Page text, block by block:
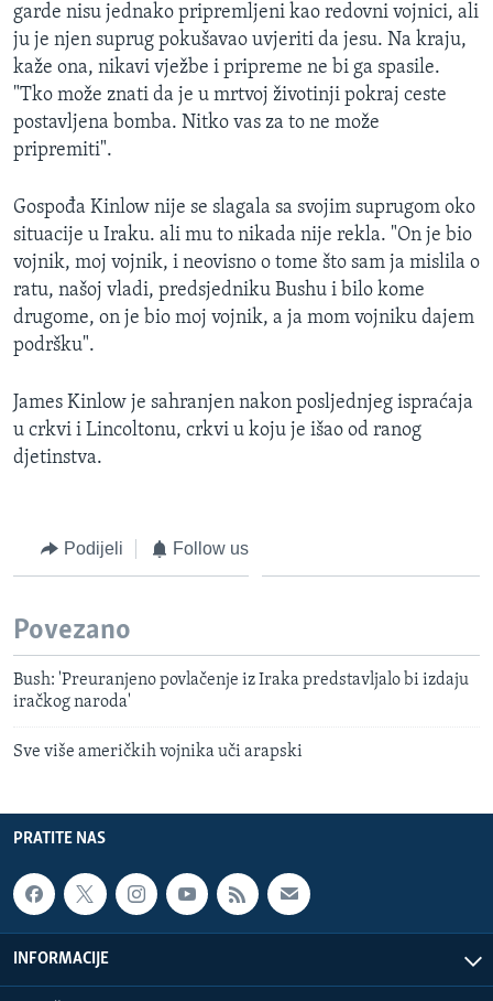
garde nisu jednako pripremljeni kao redovni vojnici, ali
ju je njen suprug pokušavao uvjeriti da jesu. Na kraju,
kaže ona, nikavi vježbe i pripreme ne bi ga spasile.
"Tko može znati da je u mrtvoj životinji pokraj ceste
postavljena bomba. Nitko vas za to ne može
pripremiti".
Gospođa Kinlow nije se slagala sa svojim suprugom oko
situacije u Iraku. ali mu to nikada nije rekla. "On je bio
vojnik, moj vojnik, i neovisno o tome što sam ja mislila o
ratu, našoj vladi, predsjedniku Bushu i bilo kome
drugome, on je bio moj vojnik, a ja mom vojniku dajem
podršku".
James Kinlow je sahranjen nakon posljednjeg ispraćaja
u crkvi i Lincoltonu, crkvi u koju je išao od ranog
djetinstva.
Podijeli Follow us
Povezano
Bush: 'Preuranjeno povlačenje iz Iraka predstavljalo bi izdaju
iračkog naroda'
Sve više američkih vojnika uči arapski
PRATITE NAS
INFORMACIJE